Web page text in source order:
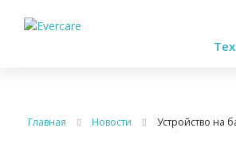
Главная Новости Устройство на